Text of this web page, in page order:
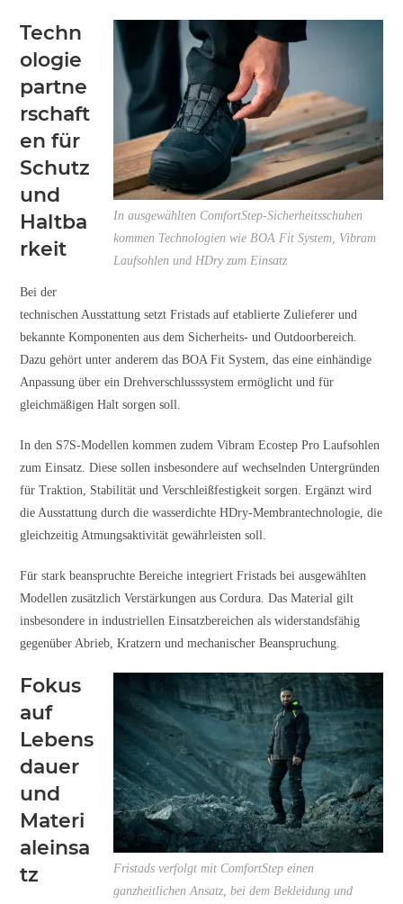
In ausgewählten ComfortStep-Sicherheitsschuhen
kommen Technologien wie BOA Fit System, Vibram
Laufsohlen und HDry zum Einsatz
Techn
ologie
partne
rschaft
en für
Schutz
und
Haltba
rkeit
Bei der
technischen Ausstattung setzt Fristads auf etablierte Zulieferer und
bekannte Komponenten aus dem Sicherheits- und Outdoorbereich.
Dazu gehört unter anderem das BOA Fit System, das eine einhändige
Anpassung über ein Drehverschlusssystem ermöglicht und für
gleichmäßigen Halt sorgen soll.
In den S7S-Modellen kommen zudem Vibram Ecostep Pro Laufsohlen
zum Einsatz. Diese sollen insbesondere auf wechselnden Untergründen
für Traktion, Stabilität und Verschleißfestigkeit sorgen. Ergänzt wird
die Ausstattung durch die wasserdichte HDry-Membrantechnologie, die
gleichzeitig Atmungsaktivität gewährleisten soll.
Für stark beanspruchte Bereiche integriert Fristads bei ausgewählten
Modellen zusätzlich Verstärkungen aus Cordura. Das Material gilt
insbesondere in industriellen Einsatzbereichen als widerstandsfähig
gegenüber Abrieb, Kratzern und mechanischer Beanspruchung.
Fristads verfolgt mit ComfortStep einen
ganzheitlichen Ansatz, bei dem Bekleidung und
Fokus
auf
Lebens
dauer
und
Materi
aleinsa
tz